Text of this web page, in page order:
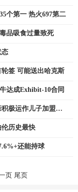
个第一 热火697第二
品吸食过量致死
态
签 可能送出哈克斯
达成Exhibit‑10合同
极运作儿子加盟湖
伦历史最快
还能持球
页 尾页